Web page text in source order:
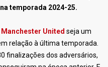
temporada 2024-25.
Manchester United seja um
relação à última temporada.
finalizações dos adversários,